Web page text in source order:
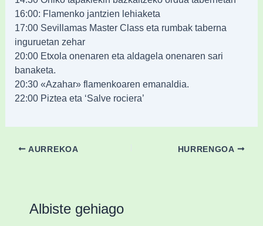
16:00: Flamenko jantzien lehiaketa
17:00 Sevillamas Master Class eta rumbak taberna
inguruetan zehar
20:00 Etxola onenaren eta aldagela onenaren sari
banaketa.
20:30 «Azahar» flamenkoaren emanaldia.
22:00 Piztea eta ‘Salve rociera’
AURREKOA HURRENGOA
Albiste gehiago